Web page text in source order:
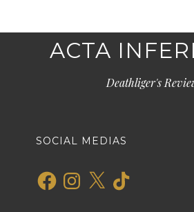
ACTA
Deathliger's
SOCIAL MEDIAS
FacebookInstagram
X TikTok